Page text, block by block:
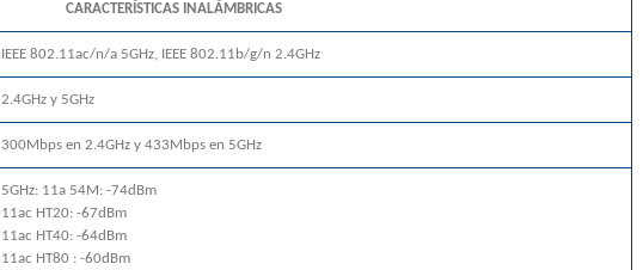
CARACTERÍSTICAS INALÁMBRICAS
IEEE 802.11ac/n/a 5GHz, IEEE 802.11b/g/n 2.4GHz
2.4GHz y 5GHz
300Mbps en 2.4GHz y 433Mbps en 5GHz
5GHz: 11a 54M: -74dBm
11ac HT20: -67dBm
11ac HT40: -64dBm
11ac HT80 : -60dBm